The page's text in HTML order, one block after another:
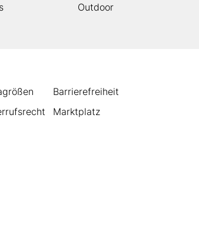
Outdoor
Barrierefreiheit
Marktplatz